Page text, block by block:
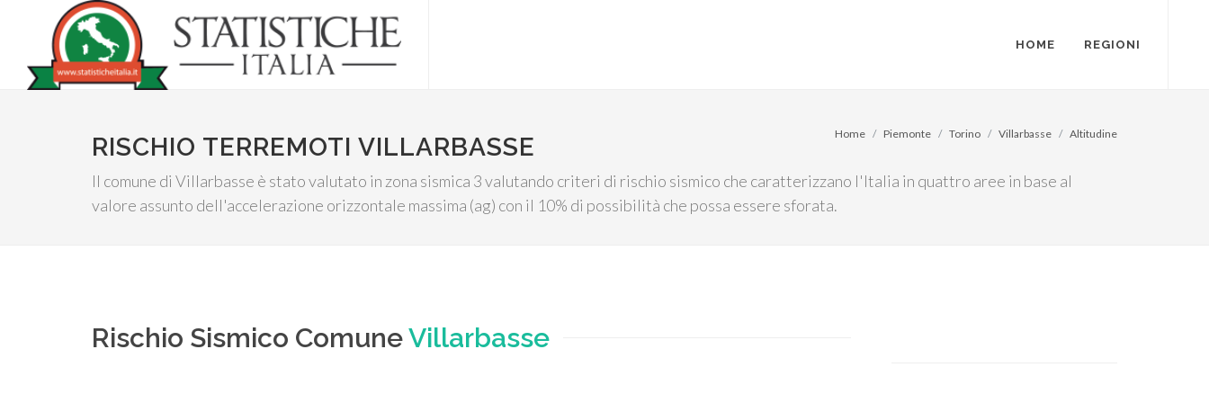
HOME REGIONI
RISCHIO TERREMOTI VILLARBASSE
Il comune di Villarbasse è stato valutato in zona sismica 3 valutando criteri di rischio sismico che caratterizzano l'Italia in quattro aree in base al
valore assunto dell'accelerazione orizzontale massima (ag) con il 10% di possibilità che possa essere sforata.
Home Piemonte Torino Villarbasse Altitudine
Rischio Sismico ComuneVillarbasse